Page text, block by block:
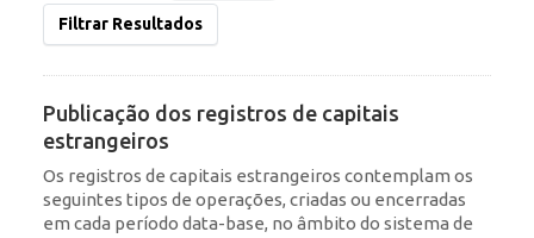
Filtrar Resultados
Publicação dos registros de capitais
estrangeiros
Os registros de capitais estrangeiros contemplam os
seguintes tipos de operações, criadas ou encerradas
em cada período data-base, no âmbito do sistema de